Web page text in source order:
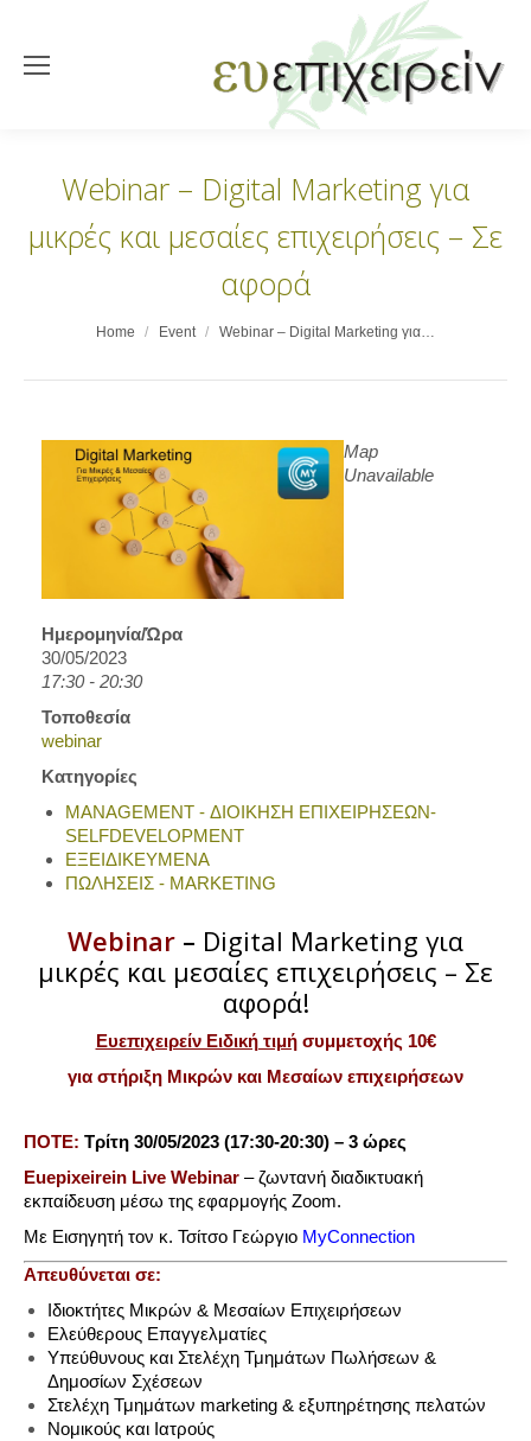
Webinar – Digital Marketing για
μικρές και μεσαίες επιχειρήσεις – Σε
αφορά
You are here:
Home Event Webinar – Digital Marketing για…
Map
Unavailable
Ημερομηνία/Ώρα
30/05/2023
17:30 - 20:30
Τοποθεσία
webinar
Κατηγορίες
MANAGEMENT - ΔΙΟΙΚΗΣΗ ΕΠΙΧΕΙΡΗΣΕΩΝ-
SELFDEVELOPMENT
ΕΞΕΙΔΙΚΕΥΜΕΝΑ
ΠΩΛΗΣΕΙΣ - MARKETING
Webinar – Digital Marketing για
μικρές και μεσαίες επιχειρήσεις – Σε
αφορά!
Ευεπιχειρείν Ειδική τιμήσυμμετοχής 10€
για στήριξη Μικρών και Μεσαίων επιχειρήσεων
ΠΟΤΕ: Τρίτη 30/05/2023 (17:30-20:30) – 3 ώρες
Euepixeirein Live Webinar – ζωντανή διαδικτυακή
εκπαίδευση μέσω της εφαρμογής Zoom.
Με Εισηγητή τον κ. Τσίτσο Γεώργιο MyConnection
Απευθύνεται σε:
Ιδιοκτήτες Μικρών & Μεσαίων Επιχειρήσεων
Ελεύθερους Επαγγελματίες
Υπεύθυνους και Στελέχη Τμημάτων Πωλήσεων &
Δημοσίων Σχέσεων
Στελέχη Τμημάτων marketing & εξυπηρέτησης πελατών
Νομικούς και Ιατρούς